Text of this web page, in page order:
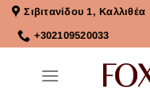
Σιβιτανίδου 1, Καλλιθέα
+302109520033